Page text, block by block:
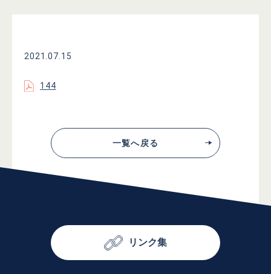
2021.07.15
144
一覧へ戻る
リンク集